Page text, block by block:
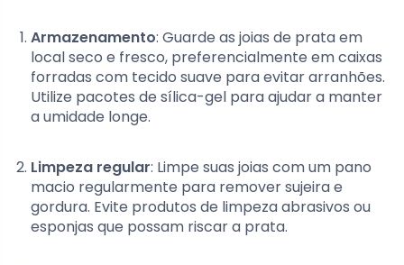
Armazenamento: Guarde as joias de prata em
local seco e fresco, preferencialmente em caixas
forradas com tecido suave para evitar arranhões.
Utilize pacotes de sílica-gel para ajudar a manter
a umidade longe.
Limpeza regular: Limpe suas joias com um pano
macio regularmente para remover sujeira e
gordura. Evite produtos de limpeza abrasivos ou
esponjas que possam riscar a prata.